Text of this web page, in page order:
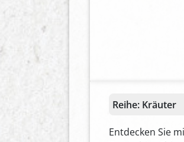
Reihe: Kräuter
Entdecken Sie